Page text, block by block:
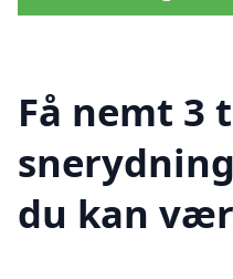
Få nemt 3
du kan